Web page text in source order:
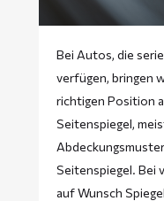
Bei Autos, die
verfügen, bringen
richtigen Position
Seitenspiegel,
Seitenspiegel. Bei
auf Wunsch